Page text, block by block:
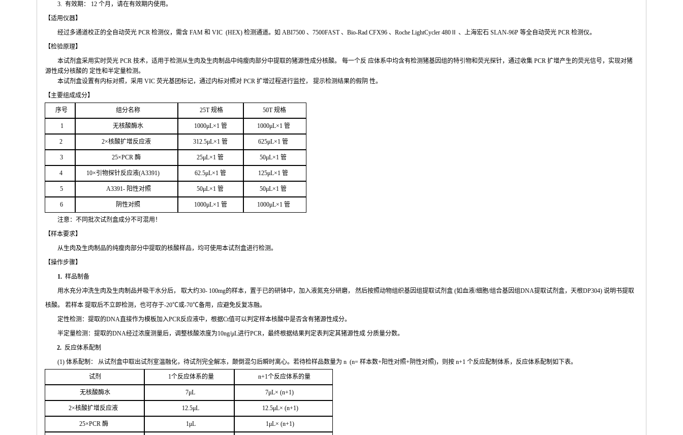
3. 有效期： 12 个月，请在有效期内使用。
【适用仪器】
经过多通道校正的全自动荧光 PCR 检测仪，需含 FAM 和 VIC (HEX) 检测通道。如 ABI7500 、 7500FAST、 Bio-Rad CFX96 、 Roche LightCycler 480Ⅱ 、上海宏石 SLAN-96P 等全自动荧光 PCR 检测仪。
【检验原理】
本试剂盒采用实时荧光 PCR 技术，适用于检测从生肉及生肉制品中纯瘦肉部分中提取的猪源性成分核酸。 每一个反 应体系中均含有检测猪基因组的特引物和荧光探针，通过收集 PCR 扩增产生的荧光信号，实现对猪
源性成分核酸的 定性和半定量检测。
本试剂盒设置有内标对照，采用 VIC 荧光基团标记，通过内标对照对 PCR 扩增过程进行监控， 提示检测结果的假阴 性。
【主要组成成分】
序号 组分名称 25T规格 50T 规格
1 无核酸酶水 1000μL×1 管 1000μL×1 管
2 2×核酸扩增反应液 312.5μL×1 管 625μL×1 管
3 25×PCR 酶 25μL×1 管 50μL×1 管
4 10×引物探针反应液(A3391) 62.5μL×1 管 125μL×1管
5 A3391- 阳性对照 50μL×1管 50μL×1 管
6 阴性对照 1000μL×1 管 1000μL×1 管
注意：不同批次试剂盒成分不可混用！
【样本要求】
从生肉及生肉制品的纯瘦肉部分中提取的核酸样品，均可使用本试剂盒进行检测。
【操作步骤】
1. 样品制备
用水充分冲洗生肉及生肉制品并吸干水分后， 取大约30- 100mg的样本，置于已的研钵中，加入液氮充分研磨， 然后按照动物组织基因组提取试剂盒(如血液/细胞/组合基因组DNA提取试剂盒，天根DP304) 说明书提取
核酸。 若样本 提取后不立即检测，也可存于-20℃或-70℃备用，应避免反复冻融。
定性检测：提取的DNA直接作为模板加入PCR反应液中，根据Ct值可以判定样本核酸中是否含有猪源性成分。
半定量检测：提取的DNA经过浓度测量后，调整核酸浓度为10ng/μL进行PCR，最终根据结果判定表判定其猪源性成 分质量分数。
2. 反应体系配制
(1) 体系配制： 从试剂盒中取出试剂室温融化，待试剂完全解冻，颠倒混匀后瞬时离心。若待检样品数量为 n (n= 样本数+阳性对照+阴性对照)，则按 n+1 个反应配制体系，反应体系配制如 下表。
试剂 1个反应体系的量 n+1个反应体系的量
无核酸酶水 7μL 7μL× (n+1)
2×核酸扩增反应液 12.5μL 12.5μL× (n+1)
25×PCR 酶 1μL 1μL× (n+1)